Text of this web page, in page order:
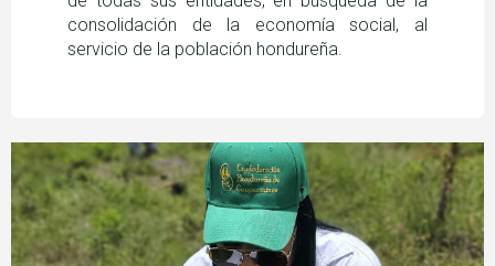
consolidación de la economía social, al
servicio de la población hondureña.